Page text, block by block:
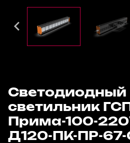
Светодиодный
светильник
Прима-100-
Д120-ПК-ПР-67-